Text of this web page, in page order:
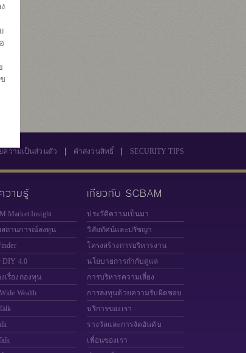
ความเป็นส่วนตัว | คำสงวนสิทธิ์ | SECURITY TIPS
วามรู้
Market Insight
สถานการณ์ลงทุน
DIY 4.0
เรื่องกองทุน
Wealth
เกี่ยวกับ SCBAM
ประวัติความเป็นมา
วิสัยทัศน์และปรัชญา
โครงสร้างการบริหารงาน
นโยบายการกำกับดูแล
การบริหารความเสี่ยง
การลงทุนด้วยความรับผิดชอบ
บริการของเรา
รางวัลและการจัดอันดับ
เพื่อนของเรา